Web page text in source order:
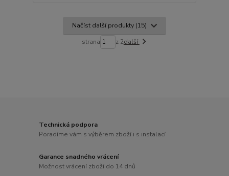
Načíst další produkty (15)
strana z 2další
Technická podpora
Poradíme vám s výběrem zboží i s instalací
Garance snadného vrácení
Možnost vrácení zboží do 14 dnů